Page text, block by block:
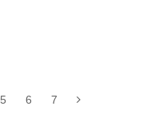
5 6 7